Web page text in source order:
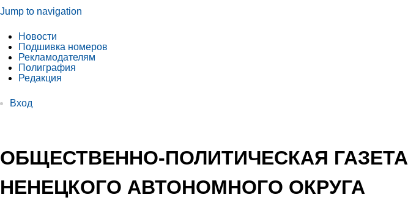
Jump to navigation
Новости
Подшивка номеров
Рекламодателям
Полиграфия
Редакция
Вход
ОБЩЕСТВЕННО-ПОЛИТИЧЕСКАЯ ГАЗЕТА
НЕНЕЦКОГО АВТОНОМНОГО ОКРУГА